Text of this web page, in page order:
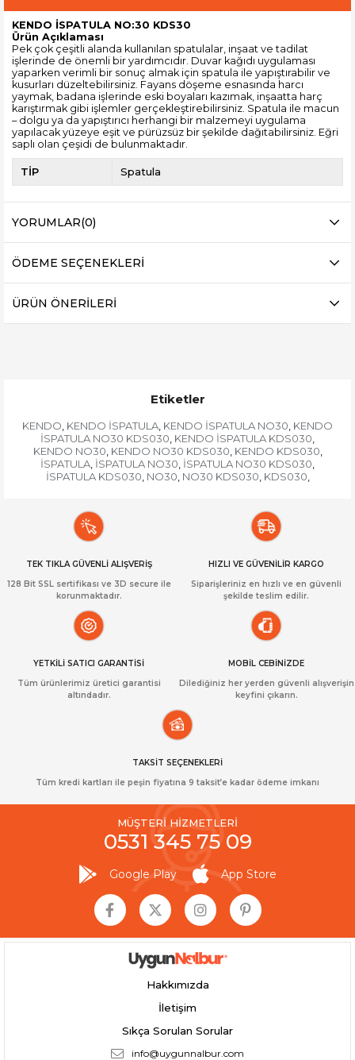
KENDO İSPATULA NO:30 KDS30
Ürün Açıklaması
Pek çok çeşitli alanda kullanılan spatulalar, inşaat ve tadilat
işlerinde de önemli bir yardımcıdır. Duvar kağıdı uygulaması
yaparken verimli bir sonuç almak için spatula ile yapıştırabilir ve
kusurları düzeltebilirsiniz. Fayans döşeme esnasında harcı
yaymak, badana işlerinde eski boyaları kazımak, inşaatta harç
karıştırmak gibi işlemler gerçekleştirebilirsiniz. Spatula ile macun
– dolgu ya da yapıştırıcı herhangi bir malzemeyi uygulama
yapılacak yüzeye eşit ve pürüzsüz bir şekilde dağıtabilirsiniz. Eğri
saplı olan çeşidi de bulunmaktadır.
TİP Spatula
YORUMLAR(0)
ÖDEME SEÇENEKLERI
ÜRÜN ÖNERILERI
Etiketler
KENDO, KENDO İSPATULA, KENDO İSPATULA NO30, KENDO
İSPATULA NO30 KDS030, KENDO İSPATULA KDS030,
KENDO NO30, KENDO NO30 KDS030, KENDO KDS030,
İSPATULA, İSPATULA NO30, İSPATULA NO30 KDS030,
İSPATULA KDS030, NO30, NO30 KDS030, KDS030,
TEK TIKLA GÜVENLİ ALIŞVERİŞ
128 Bit SSL sertifikası ve 3D secure ile
korunmaktadır.
HIZLI VE GÜVENİLİR KARGO
Siparişleriniz en hızlı ve en güvenli
şekilde teslim edilir.
YETKİLİ SATICI GARANTİSİ
Tüm ürünlerimiz üretici garantisi
altındadır.
MOBİL CEBİNİZDE
Dilediğiniz her yerden güvenli alışverişin
keyfini çıkarın.
TAKSİT SEÇENEKLERİ
Tüm kredi kartları ile peşin fiyatına 9 taksit’e kadar ödeme imkanı
MÜŞTERİ HİZMETLERİ
0531 345 75 09
Google Play App Store
Hakkımızda
İletişim
Sıkça Sorulan Sorular
info@uygunnalbur.com